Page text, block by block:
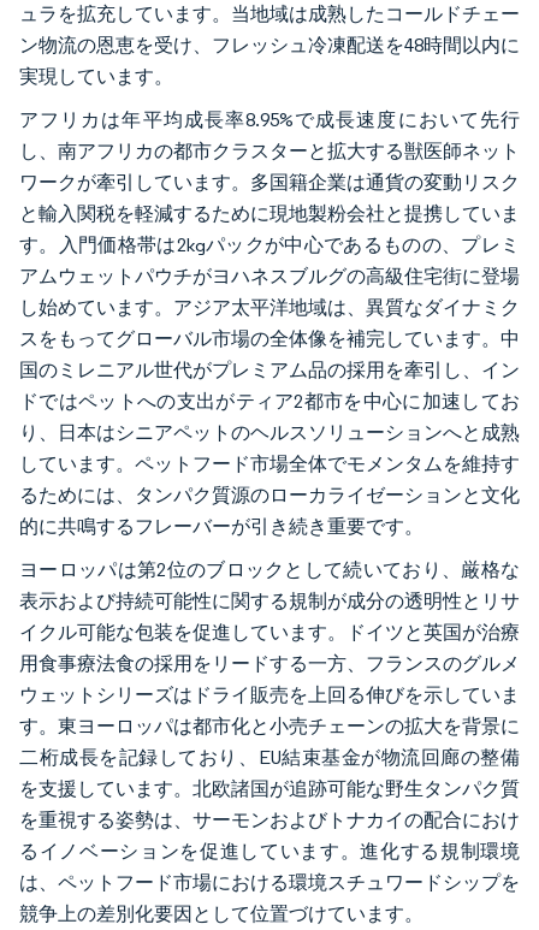
ュラを拡充しています。当地域は成熟したコールドチェー
ン物流の恩恵を受け、フレッシュ冷凍配送を48時間以内に
実現しています。
アフリカは年平均成長率8.95%で成長速度において先行
し、南アフリカの都市クラスターと拡大する獣医師ネット
ワークが牽引しています。多国籍企業は通貨の変動リスク
と輸入関税を軽減するために現地製粉会社と提携していま
す。入門価格帯は2kgパックが中心であるものの、プレミ
アムウェットパウチがヨハネスブルグの高級住宅街に登場
し始めています。アジア太平洋地域は、異質なダイナミク
スをもってグローバル市場の全体像を補完しています。中
国のミレニアル世代がプレミアム品の採用を牽引し、イン
ドではペットへの支出がティア2都市を中心に加速してお
り、日本はシニアペットのヘルスソリューションへと成熟
しています。ペットフード市場全体でモメンタムを維持す
るためには、タンパク質源のローカライゼーションと文化
的に共鳴するフレーバーが引き続き重要です。
ヨーロッパは第2位のブロックとして続いており、厳格な
表示および持続可能性に関する規制が成分の透明性とリサ
イクル可能な包装を促進しています。ドイツと英国が治療
用食事療法食の採用をリードする一方、フランスのグルメ
ウェットシリーズはドライ販売を上回る伸びを示していま
す。東ヨーロッパは都市化と小売チェーンの拡大を背景に
二桁成長を記録しており、EU結束基金が物流回廊の整備
を支援しています。北欧諸国が追跡可能な野生タンパク質
を重視する姿勢は、サーモンおよびトナカイの配合におけ
るイノベーションを促進しています。進化する規制環境
は、ペットフード市場における環境スチュワードシップを
競争上の差別化要因として位置づけています。